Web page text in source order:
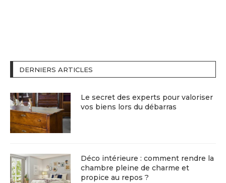
DERNIERS ARTICLES
Le secret des experts pour valoriser
vos biens lors du débarras
Déco intérieure : comment rendre la
chambre pleine de charme et
propice au repos ?